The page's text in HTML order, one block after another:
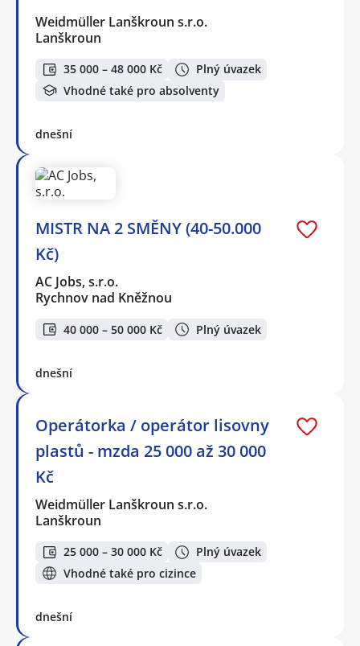
Weidmüller Lanškroun s.r.o.
Lanškroun
35 000 – 48 000 Kč
Plný úvazek
Vhodné také pro absolventy
dnešní
MISTR NA 2 SMĚNY (40-50.000
Kč)
AC Jobs, s.r.o.
Rychnov nad Kněžnou
40 000 – 50 000 Kč Plný úvazek
dnešní
Operátorka / operátor lisovny
plastů - mzda 25 000 až 30 000
Kč
Weidmüller Lanškroun s.r.o.
Lanškroun
25 000 – 30 000 Kč
Plný úvazek
Vhodné také pro cizince
dnešní